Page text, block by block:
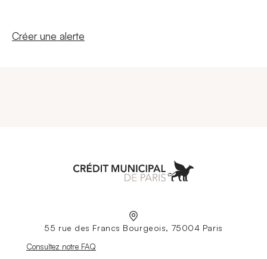
Nouvelle fenêtre
Créer une alerte
55 rue des Francs Bourgeois, 75004 Paris
Nouvelle fenêtre
Consultez notre FAQ